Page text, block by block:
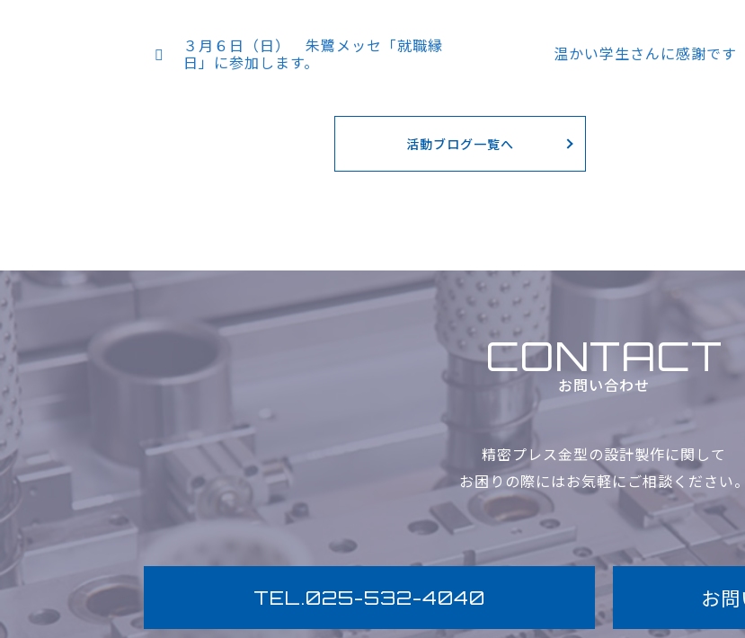
３月６日（日） 朱鷺メッセ「就職縁
日」に参加します。 温かい学生さんに感謝です
活動ブログ一覧へ
CONTACT
お問い合わせ
精密プレス金型の設計製作に関して
お困りの際にはお気軽に ご相談ください。
TEL.025-532-4040 お